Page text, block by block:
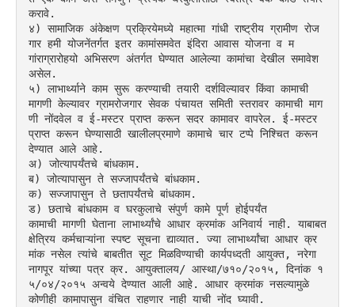
करावे.
४) सामाजिक अंकेक्षण प्रक्रियेमध्ये महात्मा गांधी राष्ट्रीय ग्रामीण रोज
गार हमी योजनेंतर्गत इतर कामांसमवेत इंदिरा आवास योजना व म
गांराग्रारोहयो अभिसरण अंतर्गत घेण्यात आलेल्या कामांचा देखील समावेश
असेल.
५) लाभार्थ्याने काम सुरू करण्याची तयारी दर्शविल्यावर किंवा कामाची
मागणी केल्यावर ग्रामरोजगार सेवक पंचायत समिती स्तरावर कामाची माग
णी नोंदवेल व ई-मस्टर प्राप्त करून सदर कामावर वापरेल. ई-मस्टर
प्राप्त करून घेण्यासाठी खालीलप्रमाणे कामाचे चार टप्पे निश्चित करून
देण्यात आले आहे.
अ) जोत्यापर्यंतचे बांधकाम.
ब) जोत्यापासुन ते सज्जापर्यंतचे बांधकाम.
क) सज्जापासुन ते छतापर्यंतचे बांधकाम.
ड) छताचे बांधकाम व घरकुलाचे संपुर्ण कामे पूर्ण होईपर्यंत
कामाची मागणी घेताना लाभार्थ्यांचे आधार क्रमांक अनिवार्य नाही. याबाबत
क्षेत्रिय कर्मचाऱ्यांना स्पष्ट सूचना द्याव्यात. ज्या लाभार्थ्यांचा आधार क्र
मांक नसेल त्यांचे बाबतीत सूट मिळविण्याची कार्यपध्दती आयुक्त, नरेगा
नागपूर यांच्या पत्र क्र. आयुक्तालय/ आस्था/७१०/२०१५, दिनांक १
५/०४/२०१५ अन्वये देण्यात आली आहे. आधार क्रमांक नसल्यामुळे
कोणीही कामापासुन वंचित राहणार नाही याची नोंद घ्यावी.